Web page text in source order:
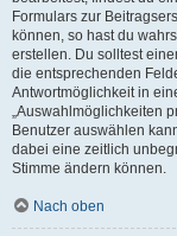
Formulars zur
können, so hast du
erstellen. Du solltest
die entsprechenden
Antwortmöglichkeit in
„Auswahlmöglichkeiten
Benutzer auswählen
dabei eine zeitlich
Stimme ändern können.
Nach oben